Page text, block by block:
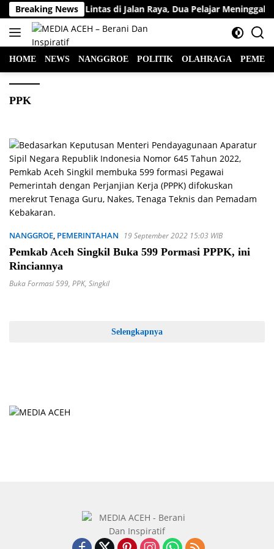
Langsung
ke
konten
Breaking News
Kecelakaan Lalu Lintas di Jalan Raya, Dua Pelajar Meninggal
HOME NEWS NANGGROE POLITIK OLAHRAGA
PPK
NANGGROE, PEMERINTAHAN 19 September 2022 15:03 WIB
Pemkab Aceh Singkil Buka 599 Pormasi PPPK, ini
Rinciannya
Buka Formasi 599, PPK, Singkil
Selengkapnya